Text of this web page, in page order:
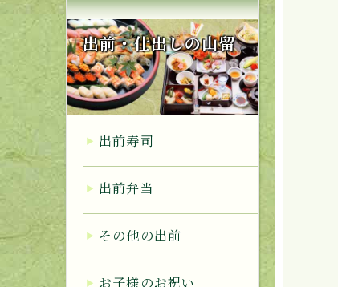
出前・仕出しの山留
出前寿司
出前弁当
その他の出前
お子様のお祝い